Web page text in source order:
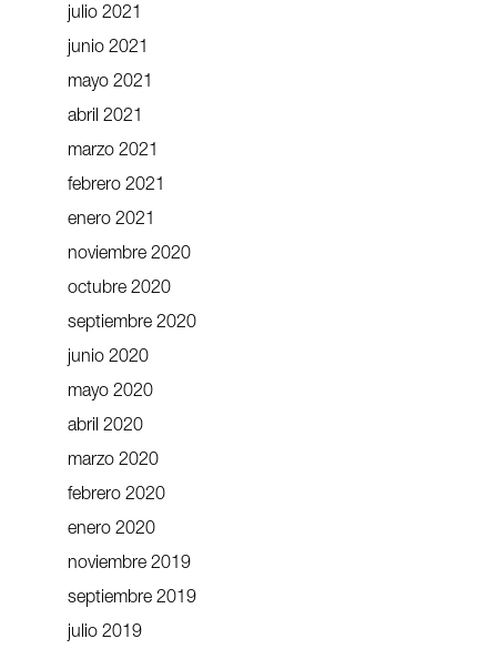
julio 2021
junio 2021
mayo 2021
abril 2021
marzo 2021
febrero 2021
enero 2021
noviembre 2020
octubre 2020
septiembre 2020
junio 2020
mayo 2020
abril 2020
marzo 2020
febrero 2020
enero 2020
noviembre 2019
septiembre 2019
julio 2019